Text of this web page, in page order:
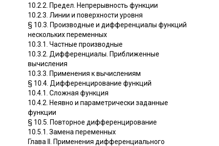
10.2.2. Предел. Непрерывность функции
10.2.3. Линии и поверхности уровня
§ 10.3. Производные и дифференциалы функций
нескольких переменных
10.3.1. Частные производные
10.3.2. Дифференциалы. Приближенные
вычисления
10.3.3. Применения к вычислениям
§ 10.4. Дифференцирование функций
10.4.1. Сложная функция
10.4.2. Неявно и параметрически заданные
функции
§ 10.5. Повторное дифференцирование
10.5.1. Замена переменных
Глава II. Применения дифференциального